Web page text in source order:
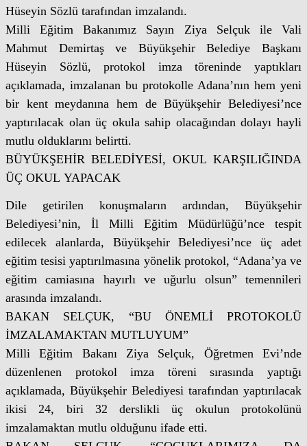
Hüseyin Sözlü tarafından imzalandı.
Milli Eğitim Bakanımız Sayın Ziya Selçuk ile Vali
Mahmut Demirtaş ve Büyükşehir Belediye Başkanı
Hüseyin Sözlü, protokol imza töreninde yaptıkları
açıklamada, imzalanan bu protokolle Adana’nın hem yeni
bir kent meydanına hem de Büyükşehir Belediyesi’nce
yaptırılacak olan üç okula sahip olacağından dolayı hayli
mutlu olduklarını belirtti.
BÜYÜKŞEHİR BELEDİYESİ, OKUL KARŞILIĞINDA
ÜÇ OKUL YAPACAK
Dile getirilen konuşmaların ardından, Büyükşehir
Belediyesi’nin, İl Milli Eğitim Müdürlüğü’nce tespit
edilecek alanlarda, Büyükşehir Belediyesi’nce üç adet
eğitim tesisi yaptırılmasına yönelik protokol, “Adana’ya ve
eğitim camiasına hayırlı ve uğurlu olsun” temennileri
arasında imzalandı.
BAKAN SELÇUK, “BU ÖNEMLİ PROTOKOLÜ
İMZALAMAKTAN MUTLUYUM”
Milli Eğitim Bakanı Ziya Selçuk, Öğretmen Evi’nde
düzenlenen protokol imza töreni sırasında yaptığı
açıklamada, Büyükşehir Belediyesi tarafından yaptırılacak
ikisi 24, biri 32 derslikli üç okulun protokolünü
imzalamaktan mutlu olduğunu ifade etti.